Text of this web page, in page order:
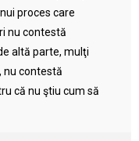
proces care
nu contestă
altă parte, mulţi
nu contestă
că nu ştiu cum să